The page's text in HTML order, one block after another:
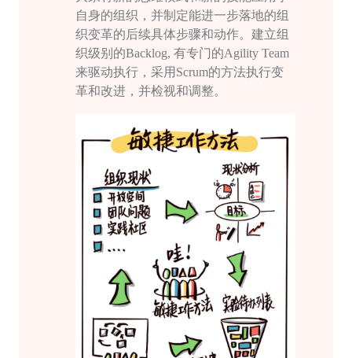
自身的组织，并制定能进一步落地的组
织变革的后续具体步骤和动作。建立组
织级别的Backlog, 有专门的Agility Team
来驱动执行，采用Scrum的方法执行变
革和改进，并检视和调整。